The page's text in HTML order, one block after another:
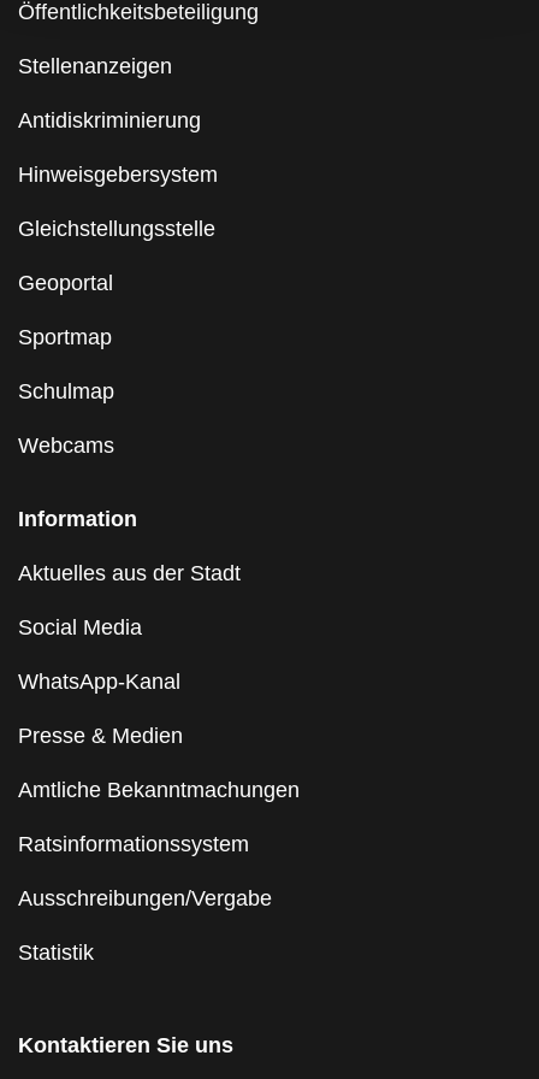
Öffentlichkeitsbeteiligung
Stellenanzeigen
Antidiskriminierung
Hinweisgebersystem
Gleichstellungsstelle
Geoportal
Sportmap
Schulmap
Webcams
Information
Aktuelles aus der Stadt
Social Media
WhatsApp-Kanal
Presse & Medien
Amtliche Bekanntmachungen
Ratsinformationssystem
Ausschreibungen/Vergabe
Statistik
Kontaktieren Sie uns